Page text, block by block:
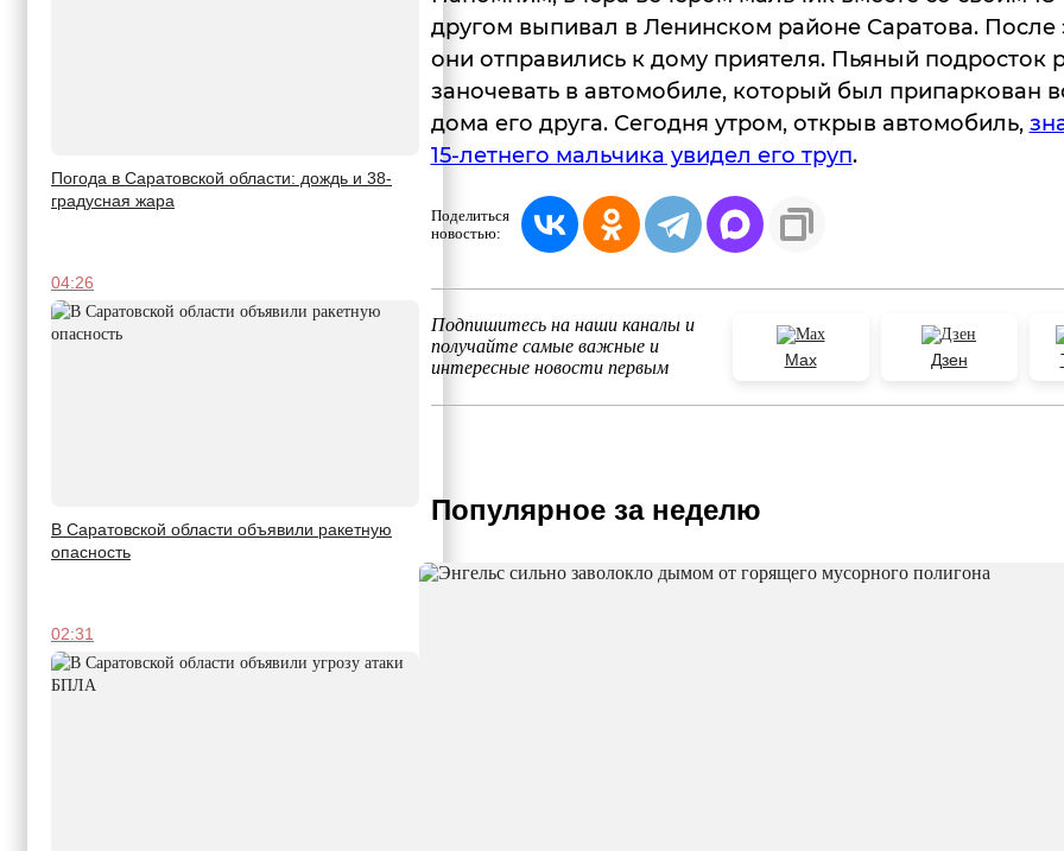
Погода в Саратовской области: дождь и 38-
градусная жара
04:26
В Саратовской области объявили ракетную
опасность
02:31
другом выпивал в Ленинском районе Саратова. После
они отправились к дому приятеля. Пьяный подросток
заночевать в автомобиле, который был припаркован
дома его друга. Сегодня утром, открыв автомобиль,
15-летнего мальчика увидел его труп.
Поделиться
новостью:
Подпишитесь на наши каналы и
получайте самые важные и
интересные новости первым
Max Дзен
Популярное за неделю